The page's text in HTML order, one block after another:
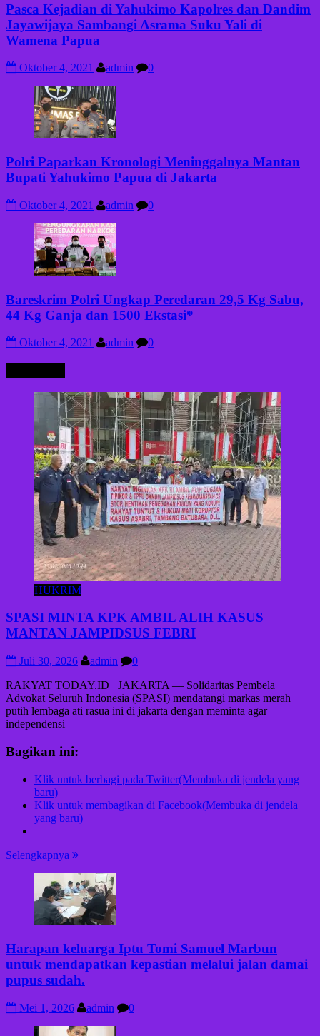
Pasca Kejadian di Yahukimo Kapolres dan Dandim
Jayawijaya Sambangi Asrama Suku Yali di
Wamena Papua
Oktober 4, 2021 admin 0
Polri Paparkan Kronologi Meninggalnya Mantan
Bupati Yahukimo Papua di Jakarta
Oktober 4, 2021 admin 0
Bareskrim Polri Ungkap Peredaran 29,5 Kg Sabu,
44 Kg Ganja dan 1500 Ekstasi*
Oktober 4, 2021 admin 0
HUKRIM
SPASI MINTA KPK AMBIL ALIH KASUS
MANTAN JAMPIDSUS FEBRI
Juli 30, 2026 admin
0
RAKYAT TODAY.ID_ JAKARTA — Solidaritas Pembela
Advokat Seluruh Indonesia (SPASI) mendatangi markas merah
putih lembaga ati rasua ini di jakarta dengan meminta agar
independensi
Bagikan ini:
Klik untuk berbagi pada Twitter(Membuka di jendela yang
baru)
Klik untuk membagikan di Facebook(Membuka di jendela
yang baru)
Selengkapnya
Harapan keluarga Iptu Tomi Samuel Marbun
untuk mendapatkan kepastian melalui jalan damai
pupus sudah.
Mei 1, 2026 admin 0